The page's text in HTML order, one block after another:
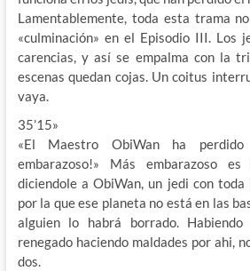
Lamentablemente, toda esta trama
«culminación» en el Episodio III. Los
carencias, y así se empalma con la
escenas quedan cojas. Un coitus
vaya.
35’15»
«El Maestro ObiWan ha
embarazoso!» Más embarazoso
diciendole a ObiWan, un jedi con
por la que ese planeta no está en las
alguien lo habrá borrado.
renegado haciendo maldades por ahi,
dos.